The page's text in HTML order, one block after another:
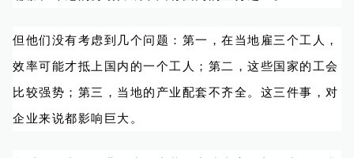
但他们没有考虑到几个问题：第一，在当地雇三个工人，
效率可能才抵上国内的一个工人；第二，这些国家的工会
比较强势；第三，当地的产业配套不齐全。这三件事，对
企业来说都影响巨大。